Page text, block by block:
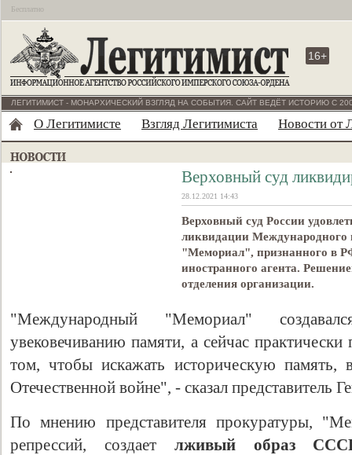
Бесплатно
16+
ЛЕГИТИМИСТ - МОНАРХИЧЕСКИЙ ВЗГЛЯД НА СОБЫТИЯ. САЙТ ВЕДЁТ ИСТОРИЮ С
О Легитимисте Взгляд Легитимиста Новости от
Верховный суд
28.12.2021 14:43
Верховный суд России
ликвидации Международного
"Мемориал", признанного в
иностранного агента.
отделения организации.
"Международный "Мемориал"
увековечиванию памяти, а сейчас
том, чтобы искажать историческую
Отечественной войне", - сказал представитель
По мнению представителя прокуратуры,
репрессий, создаетлживый образ СССР